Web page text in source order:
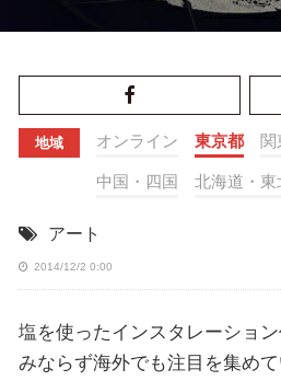
地域 オンライン 東京都 関
中国・四国 北海道・東
アート
2014/12/2 0:00
塩を使ったインスタレーショ
みならず海外でも注目を集め